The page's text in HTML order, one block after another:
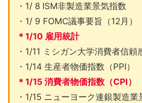
・1/ 8 ISM非製造業景気指数
・1/ 9 FOMC議事要旨（12月）
＊1/10 雇用統計
・1/11 ミシガン大学消費者信頼
・1/14 生産者物価指数（PPI）
＊1/15 消費者物価指数（CPI）
・1/15 ニューヨーク連銀製造業